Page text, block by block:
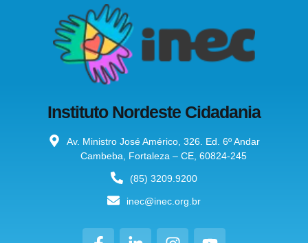
Instituto Nordeste Cidadania
Av. Ministro José Américo, 326. Ed. 6º Andar
Cambeba, Fortaleza – CE, 60824-245
(85) 3209.9200
inec@inec.org.br